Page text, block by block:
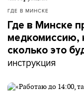
ГДЕ В МИНСКЕ
Где в Минске
медкомиссию,
сколько это
инструкция